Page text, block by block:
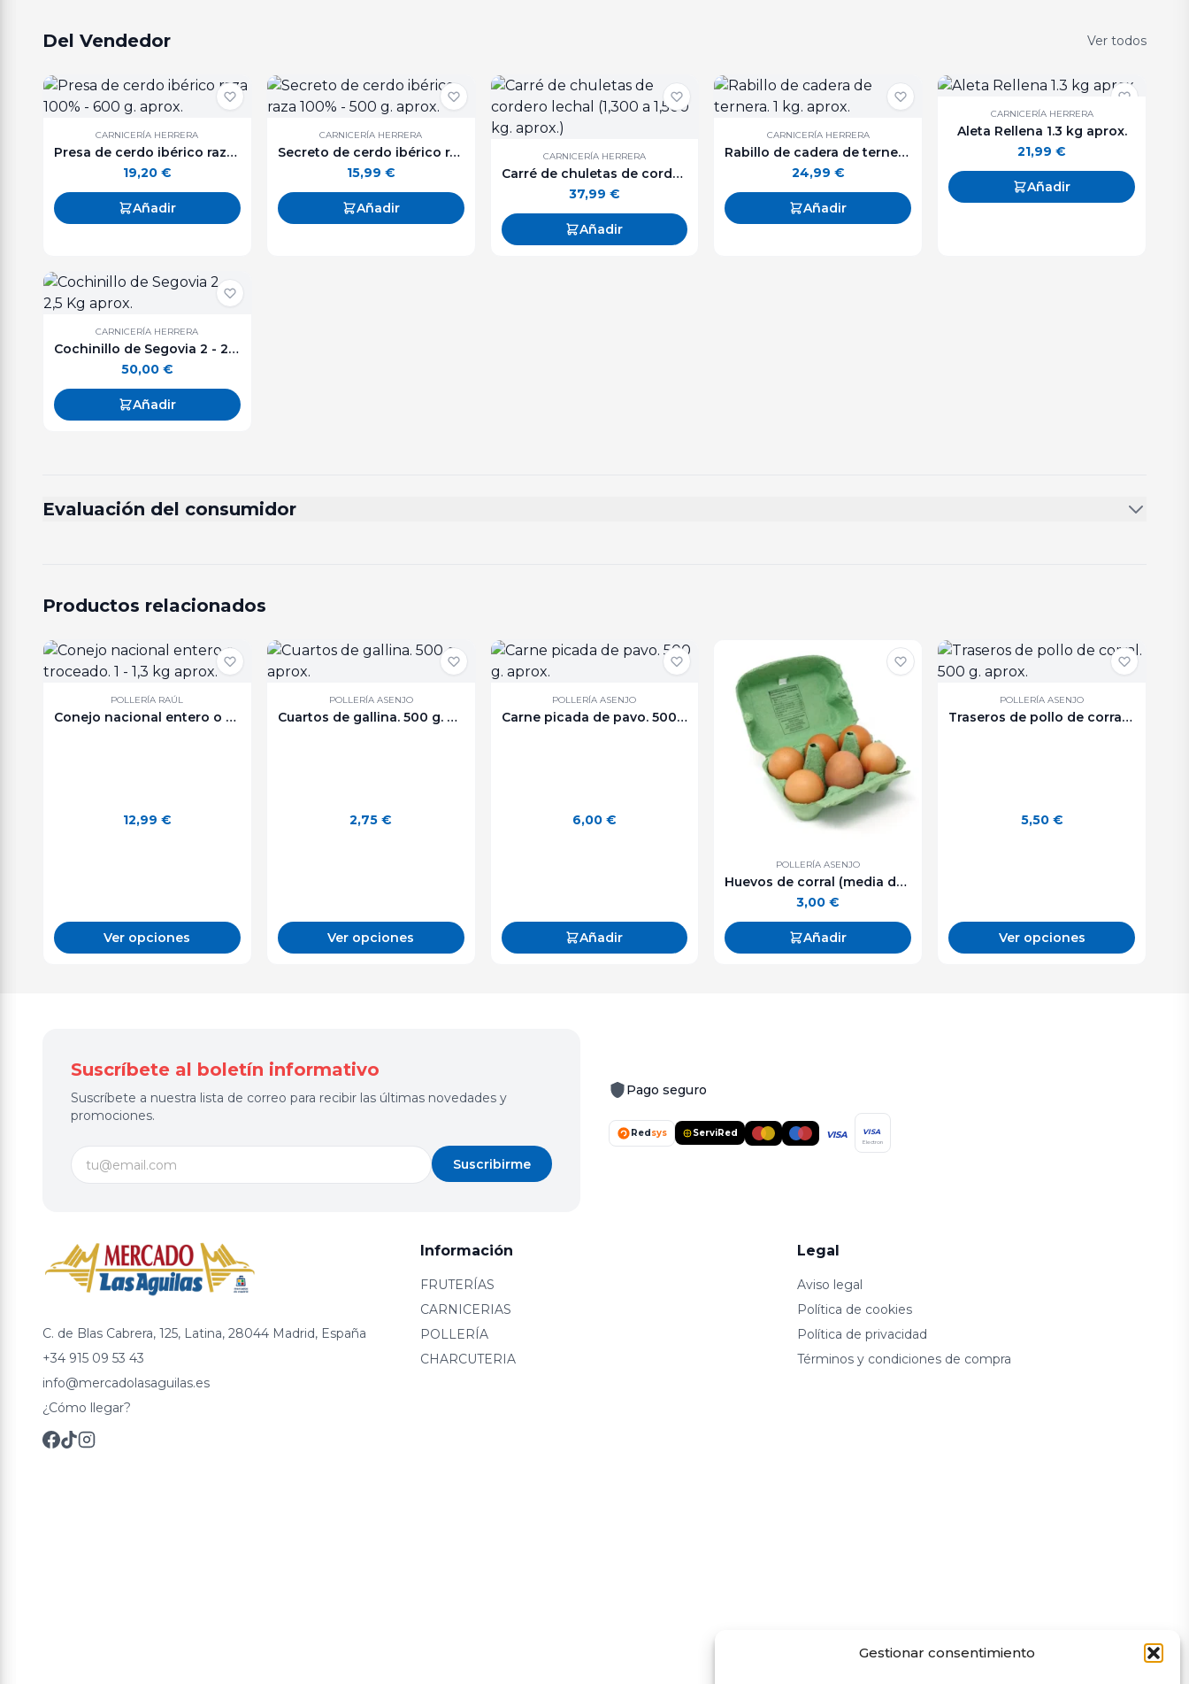
Gestionar consentimiento
Del Vendedor Ver todos
CARNICERÍA HERRERA
Presa de cerdo ibérico raza 100% - 600 g. aprox.
19,20 €
Añadir
CARNICERÍA HERRERA
Secreto de cerdo ibérico raza 100% - 500 g. aprox.
15,99 €
Añadir
CARNICERÍA HERRERA
Carré de chuletas de cordero lechal (1,300 a 1,500 kg. aprox.)
37,99 €
Añadir
CARNICERÍA HERRERA
Rabillo de cadera de ternera. 1 kg. aprox.
24,99 €
Añadir
CARNICERÍA HERRERA
Aleta Rellena 1.3 kg aprox.
21,99€
Añadir
CARNICERÍA HERRERA
Cochinillo de Segovia 2 - 2,5 Kg aprox.
50,00 €
Añadir
Evaluación del consumidor
Productos relacionados
POLLERÍA RAÚL
Conejo nacional entero o troceado. 1 - 1,3 kg aprox.
12,99 €
Ver opciones
POLLERÍA ASENJO
Cuartos de gallina. 500 g. aprox.
2,75€
Ver opciones
POLLERÍA ASENJO
Carne picada de pavo. 500 g. aprox.
6,00 €
Añadir
POLLERÍA ASENJO
Huevos de corral (media docena).
3,00€
Añadir
POLLERÍA ASENJO
Traseros de pollo de corral. 500 g. aprox.
5,50 €
Ver opciones
Suscríbete al boletín informativo
Suscríbete a nuestra lista de correo para recibir las últimas novedades y
promociones.
Suscribirme
Pago seguro
Red sys ServiRed VISA VISA
Electron
C. de Blas Cabrera, 125, Latina, 28044 Madrid, España
+34 915 09 53 43
info@mercadolasaguilas.es
¿Cómo llegar?
Información
FRUTERÍAS
CARNICERIAS
POLLERÍA
CHARCUTERIA
Legal
Aviso legal
Política de cookies
Política de privacidad
Términos y condiciones de compra